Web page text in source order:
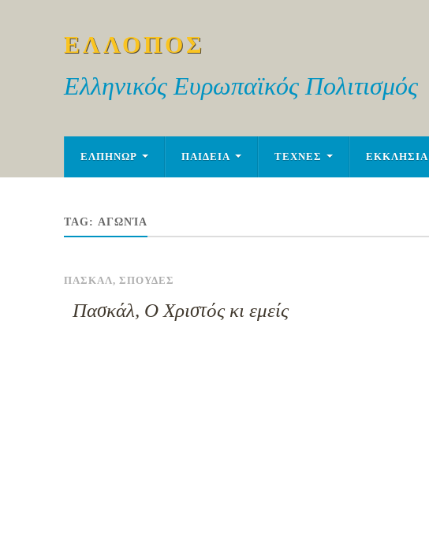
ΕΛΛΟΠΟΣ
Ελληνικός Ευρωπαϊκός Πολιτισμός
ΕΛΠΗΝΩΡ ΠΑΙΔΕΙΑ ΤΕΧΝΕΣ ΕΚΚΛΗΣΙΑ
TAG: ΑΓΩΝΊΑ
ΠΑΣΚΑΛ, ΣΠΟΥΔΕΣ
Πασκάλ, Ο Χριστός κι εμείς